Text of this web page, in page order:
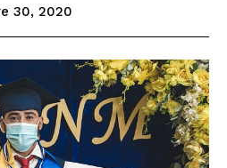
30, 2020